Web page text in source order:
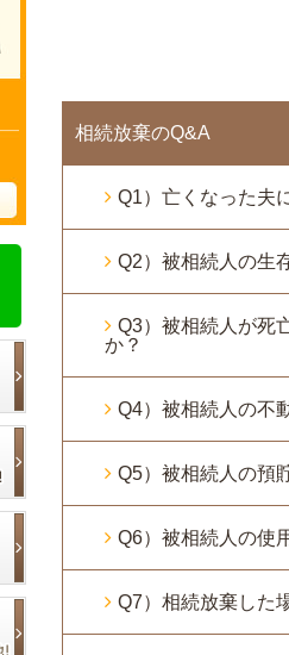
相続放棄のQ&A
Q1）亡くなった夫
Q2）被相続人の生
Q3）被相続人が死
か？
Q4）被相続人の不
Q5）被相続人の預
Q6）被相続人の使
Q7）相続放棄した